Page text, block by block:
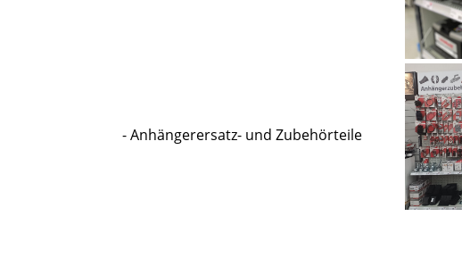
- Anhängerersatz- und Zubehörteile